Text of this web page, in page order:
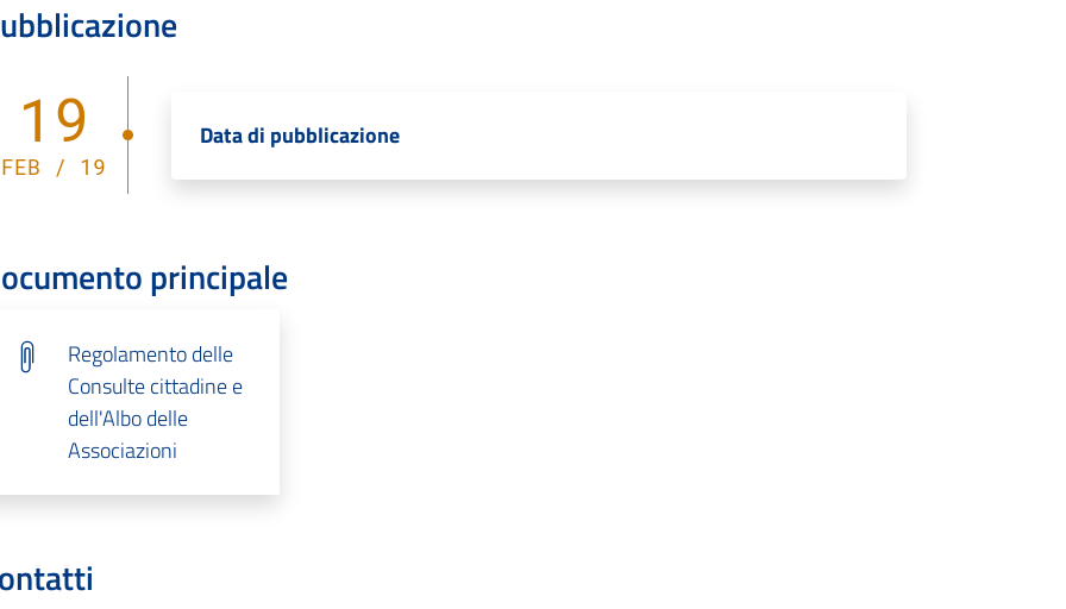
19
FEB / 19
Data di pubblicazione
principale
Regolamento delle
Consulte cittadine e
dell'Albo delle
Associazioni